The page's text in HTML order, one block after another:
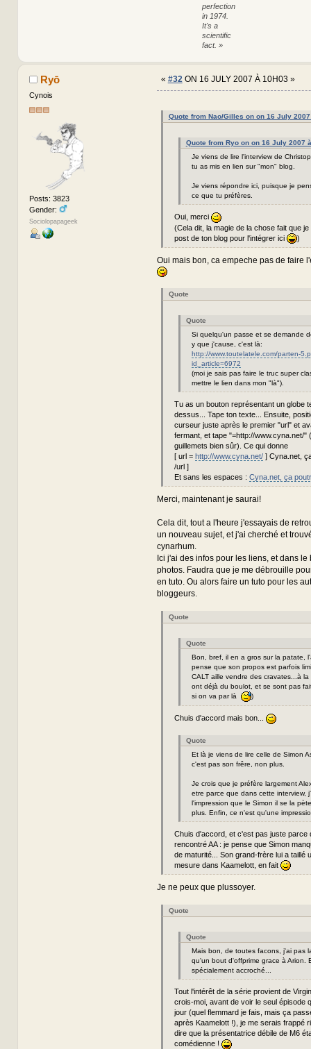
perfection
in 1974.
It's a
scientific
fact. »
Ryō
Cynois
Posts: 3823
Gender:
Sociolopapageek
« #32ON 16 JULY 2007 À 10H03 »
Quote from Nao/Gilles on on 16 July
Quote from Ryo on on 16 July 2007
Je viens de lire l'interview de
tu as mis en lien sur "mon" blog.
Je viens répondre ici, puisque je
ce que tu préfères.
Oui, merci
(Cela dit, la magie de la chose fait que
post de ton blog pour l'intégrer ici
)
Oui mais bon, ca empeche pas de faire
Quote
Quote
Si quelqu'un passe et se demande
y que j'cause, c'est là:
http://www.toutelatele.com/parten-
id_article=6972
(moi je sais pas faire le truc super
mettre le lien dans mon "là").
Tu as un bouton représentant un globe
dessus... Tape ton texte... Ensuite,
curseur juste après le premier "url" et
fermant, et tape "=http://www.cyna.net/"
guillemets bien sûr). Ce qui donne
[ url = http://www.cyna.net/] Cyna.net,
/url ]
Et sans les espaces : Cyna.net, ça
Merci, maintenant je saurai!
Cela dit, tout a l'heure j'essayais de
un nouveau sujet, et j'ai cherché et
cynarhum.
Ici j'ai des infos pour les liens, et dans
photos. Faudra que je me débrouille
en tuto. Ou alors faire un tuto pour les
bloggeurs.
Quote
Quote
Bon, bref, il en a gros sur la patate,
pense que son propos est parfois
CALT aille vendre des cravates...à la
ont déjà du boulot, et se sont pas
si on va par là
)
Chuis d'accord mais bon...
Quote
Et là je viens de lire celle de Simon
c'est pas son frêre, non plus.
Je crois que je préfère largement
etre parce que dans cette interview,
l'impression que le Simon il se la
plus. Enfin, ce n'est qu'une
Chuis d'accord, et c'est pas juste parce
rencontré AA : je pense que Simon
de maturité... Son grand-frère lui a taillé
mesure dans Kaamelott, en fait
Je ne peux que plussoyer.
Quote
Quote
Mais bon, de toutes facons, j'ai pas
qu'un bout d'offprime grace à Arion.
spécialement accroché...
Tout l'intérêt de la série provient de
crois-moi, avant de voir le seul épisode
jour (quel flemmard je fais, mais ça
après Kaamelott !), je me serais frappé
dire que la présentatrice débile de M6
comédienne !